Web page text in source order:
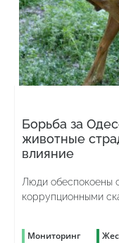
Борьба за
животные
влияние
Люди обеспокоены
коррупционными
Мониторинг